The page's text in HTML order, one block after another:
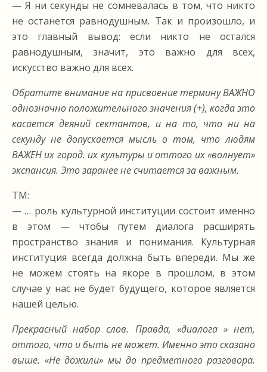
— Я ни секунды не сомневалась в том, что никто
не останется равнодушным. Так и произошло, и
это главный вывод: если никто не остался
равнодушным, значит, это важно для всех,
искусство важно для всех.
Обратите внимание на присвоение термину ВАЖНО
однозначно положительного значения (+), когда это
касается деяний сектантов, и на то, что ни на
секунду не допускается мысль о том, что людям
ВАЖЕН их город. их культуры и оттого их «волнует»
экспансия. Это заранее не считается за важным.
ТМ:
— … роль культурной институции состоит именно
в этом — чтобы путем диалога расширять
пространство знания и понимания. Культурная
институция всегда должна быть впереди. Мы же
не можем стоять на якоре в прошлом, в этом
случае у нас не будет будущего, которое является
нашей целью.
Прекрасный набор слов. Правда, «диалога » нет,
оттого, что и быть не может. Именно это сказано
выше. «Не дожили» мы до предметного разговора.